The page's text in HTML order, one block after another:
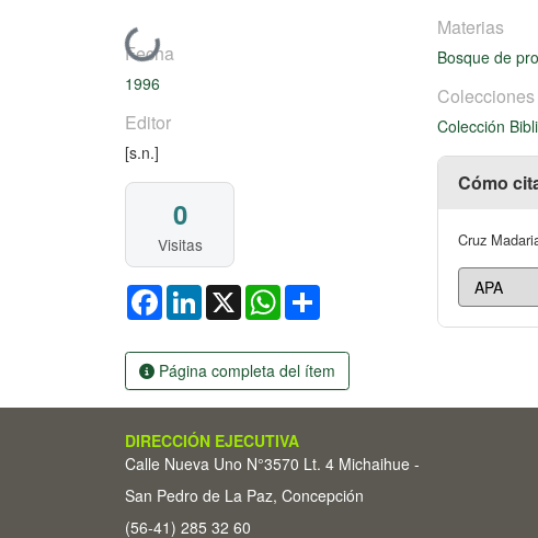
Cargando...
Fecha
1996
Editor
[s.n.]
0
Visitas
FacebookLinkedIn
X WhatsApp
Página completa del ítem
Materias
Bosque de
Colecciones
Colección
Cómo
Cruz
DIRECCIÓN EJECUTIVA
Calle Nueva Uno N°3570 Lt. 4 Michaihue -
San Pedro de La Paz, Concepción
(56-41) 285 32 60